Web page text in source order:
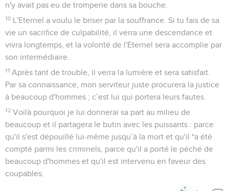
n'y avait pas eu de tromperie dans sa bouche.
10 L'Eternel a voulu le briser par la souffrance. Si tu fais de sa
vie un sacrifice de culpabilité, il verra une descendance et
vivra longtemps, et la volonté de l'Eternel sera accomplie par
son intermédiaire.
11 Après tant de trouble, il verra la lumière et sera satisfait.
Par sa connaissance, mon serviteur juste procurera la justice
à beaucoup d'hommes ; c’est lui qui portera leurs fautes.
12 Voilà pourquoi je lui donnerai sa part au milieu de
beaucoup et il partagera le butin avec les puissants : parce
qu'il s'est dépouillé lui-même jusqu’à la mort et qu'il *a été
compté parmi les criminels, parce qu'il a porté le péché de
beaucoup d'hommes et qu'il est intervenu en faveur des
coupables.